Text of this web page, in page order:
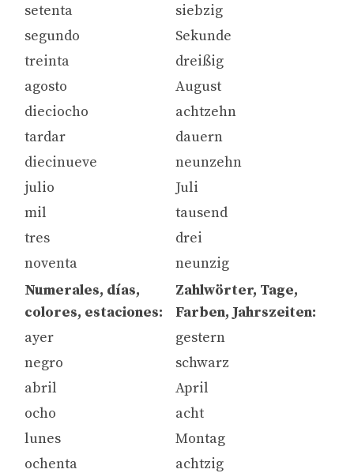
setenta
siebzig
segundo
Sekunde
treinta
dreißig
agosto
August
dieciocho
achtzehn
tardar
dauern
diecinueve
neunzehn
julio
Juli
mil
tausend
tres
drei
noventa
neunzig
Numerales, días,
colores, estaciones:
Zahlwörter, Tage,
Farben, Jahrszeiten:
ayer
gestern
negro
schwarz
abril
April
ocho
acht
lunes
Montag
ochenta
achtzig